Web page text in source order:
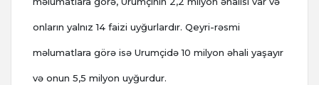
onların yalnız 14 faizi uyğurlardır. Qeyri-rəsmi
məlumatlara görə isə Urumçidə 10 milyon əhali yaşayır
və onun 5,5 milyon uyğurdur.